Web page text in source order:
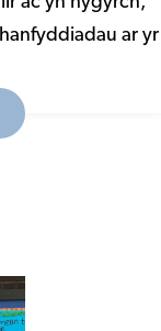
ar yr